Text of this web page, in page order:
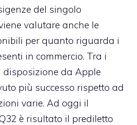
del singolo
valutare anche le
per quanto riguarda i
in commercio. Tra i
disposizione da Apple
più successo rispetto ad
varie. Ad oggi il
è risultato il prediletto